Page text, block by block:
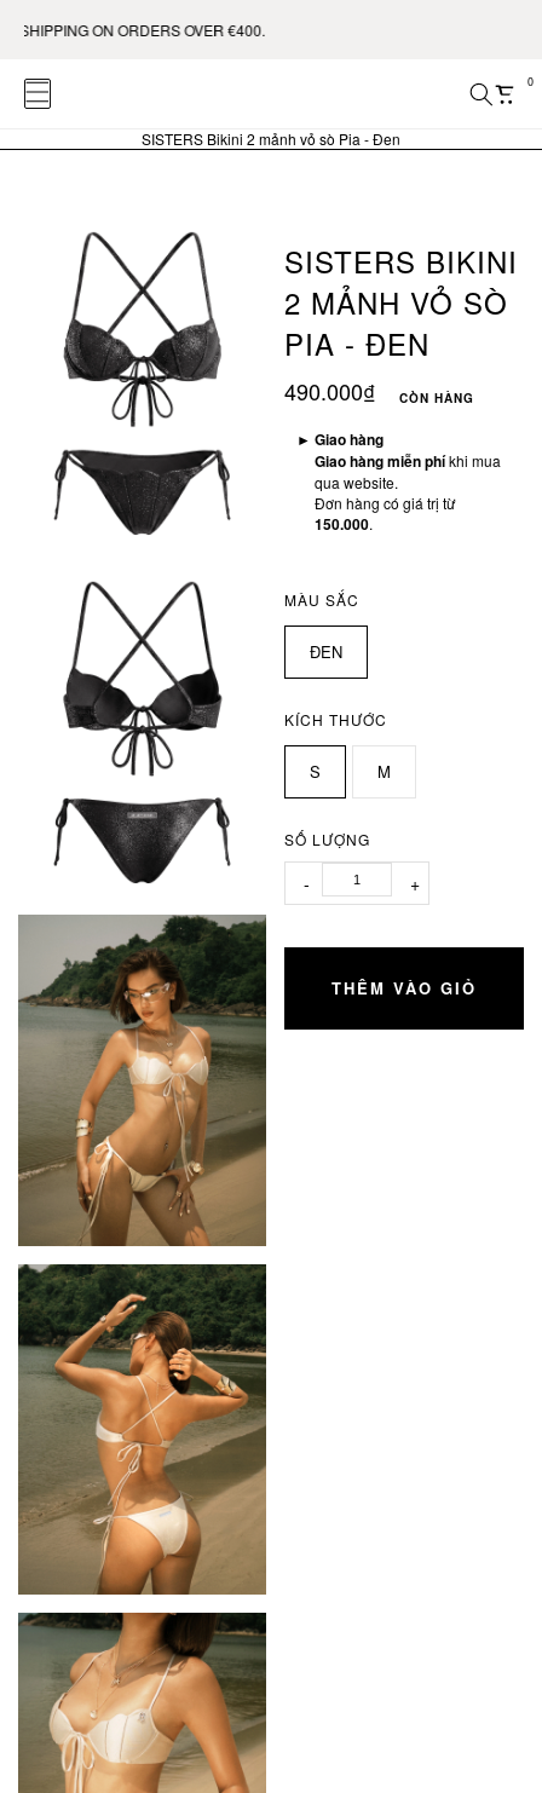
ON ORDERS OVER €400.
0
SISTERS Bikini 2 mảnh vỏ sò Pia - Đen
SISTERS BIKINI
2 MẢNH VỎ SÒ
PIA - ĐEN
490.000₫ CÒN HÀNG
► Giao hàng
Giao hàng miễn phíkhi mua
qua website.
Đơn hàng có giá trị từ
150.000.
MÀU SẮC
ĐEN
KÍCH THƯỚC
S M
SỐ LƯỢNG
- +
THÊM VÀO GIỎ